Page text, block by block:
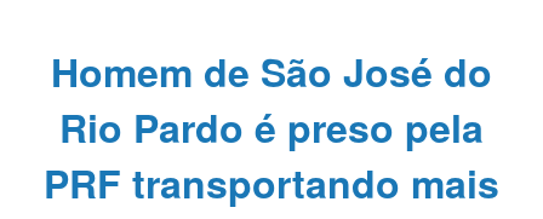
Homem de São José do
Rio Pardo é preso pela
PRF transportando mais